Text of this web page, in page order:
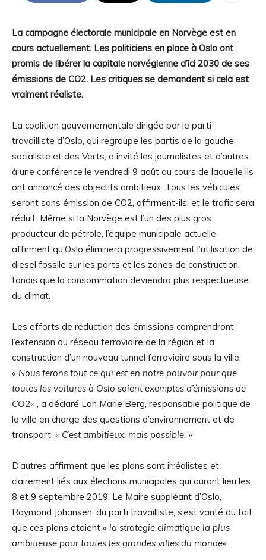
La campagne électorale municipale en Norvège est en
cours actuellement. Les politiciens en place à Oslo ont
promis de libérer la capitale norvégienne d’ici 2030 de ses
émissions de CO2. Les critiques se demandent si cela est
vraiment réaliste.
La coalition gouvernementale dirigée par le parti
travailliste d’Oslo, qui regroupe les partis de la gauche
socialiste et des Verts, a invité les journalistes et d’autres
à une conférence le vendredi 9 août au cours de laquelle ils
ont annoncé des objectifs ambitieux. Tous les véhicules
seront sans émission de CO2, affirment-ils, et le trafic sera
réduit. Même si la Norvège est l’un des plus gros
producteur de pétrole, l’équipe municipale actuelle
affirment qu’Oslo éliminera progressivement l’utilisation de
diesel fossile sur les ports et les zones de construction,
tandis que la consommation deviendra plus respectueuse
du climat.
Les efforts de réduction des émissions comprendront
l’extension du réseau ferroviaire de la région et la
construction d’un nouveau tunnel ferroviaire sous la ville.
« Nous ferons tout ce qui est en notre pouvoir pour que
toutes les voitures à Oslo soient exemptes d’émissions de
CO2« , a déclaré Lan Marie Berg, responsable politique de
la ville en charge des questions d’environnement et de
transport. « C’est ambitieux, mais possible. »
D’autres affirment que les plans sont irréalistes et
clairement liés aux élections municipales qui auront lieu les
8 et 9 septembre 2019. Le Maire suppléant d’Oslo,
Raymond Johansen, du parti travailliste, s’est vanté du fait
que ces plans étaient « la stratégie climatique la plus
ambitieuse pour toutes les grandes villes du monde« .